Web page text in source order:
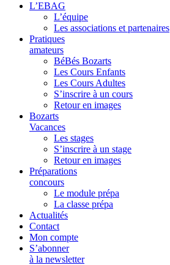
L’EBAG
L’équipe
Les associations et partenaires
Pratiques
amateurs
BéBés Bozarts
Les Cours Enfants
Les Cours Adultes
S’inscrire à un cours
Retour en images
Bozarts
Vacances
Les stages
S’inscrire à un stage
Retour en images
Préparations
concours
Le module prépa
La classe prépa
Actualités
Contact
Mon compte
S’abonner
à la newsletter